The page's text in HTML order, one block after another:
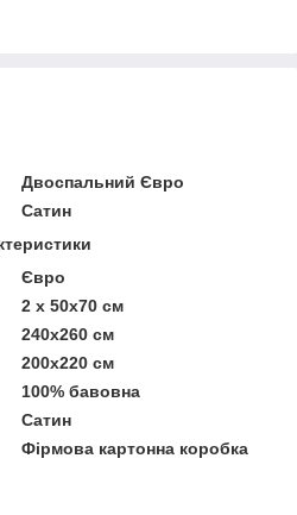
Двоспальний Євро
Сатин
Євро
2 x 50х70 см
240х260 см
200х220 см
100% бавовна
Сатин
Фірмова картонна коробка